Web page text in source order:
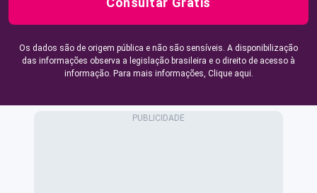
Os dados são de origem pública e não são sensíveis. A disponibilização
das informações observa a legislação brasileira e o direito de acesso à
informação. Para mais informações, Clique aqui.